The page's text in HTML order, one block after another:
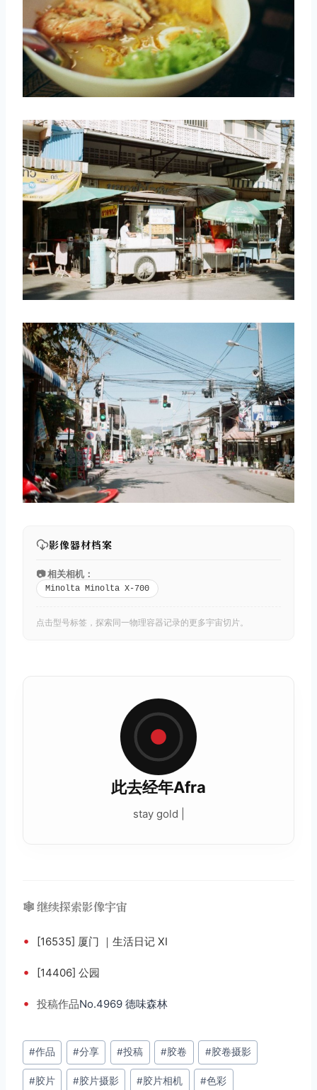
影像器材档案
📷 相关相机：
Minolta Minolta X-700
点击型号标签，探索同一物理容器记录的更多宇宙切片。
此去经年Afra
stay gold |
🕸️ 继续探索影像宇宙
• [16535] 厦门 ｜生活日记 XI
• [14406] 公园
• 投稿作品No.4969 德味森林
文
章
标
#作品 #分享 #投稿 #胶卷 #胶卷摄影
#胶片 #胶片摄影 #胶片相机 #色彩
取消 搜索